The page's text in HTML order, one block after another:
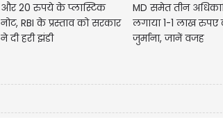
और 20 रुपये के प्लास्टिक
नोट, RBI के प्रस्ताव को सरकार
ने दी हरी झंडी
MD समेत तीन
लगाया 1-1 लाख रुपए
जुर्माना, जानें वजह